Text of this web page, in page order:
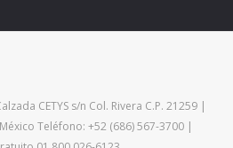
CETYS s/n Col. Rivera C.P. 21259 |
Teléfono: +52 (686) 567-3700 |